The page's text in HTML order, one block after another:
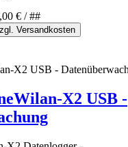
€ / ##
Versandkosten
X2 USB -